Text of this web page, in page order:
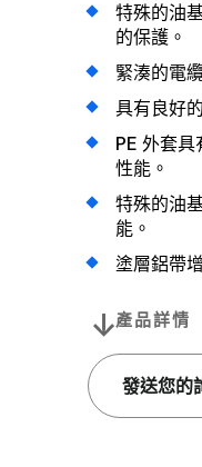
特殊的油
的保護。
緊湊的電
具有良好
PE 外套
性能。
特殊的油
能。
塗層鋁帶
產品詳情
發送您的